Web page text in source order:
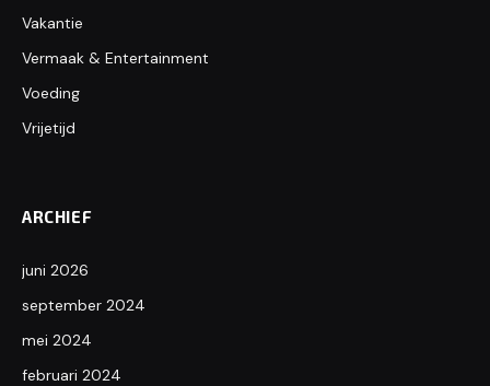
Vakantie
Vermaak & Entertainment
Voeding
Vrijetijd
ARCHIEF
juni 2026
september 2024
mei 2024
februari 2024